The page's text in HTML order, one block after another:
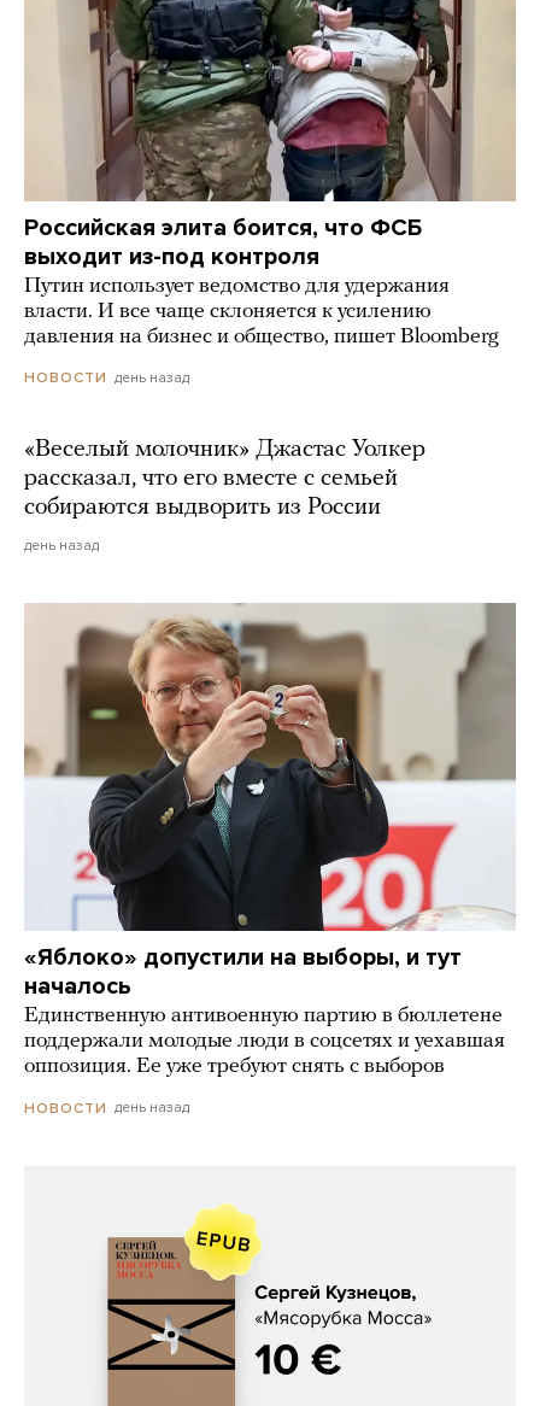
Российская элита боится, что ФСБ
выходит из-под контроля
Путин использует ведомство для удержания
власти. И все чаще склоняется к усилению
давления на бизнес и общество, пишет Bloomberg
НОВОСТИ день назад
«Веселый молочник» Джастас Уолкер
рассказал, что его вместе с семьей
собираются выдворить из России
день назад
«Яблоко» допустили на выборы, и тут
началось
Единственную антивоенную партию в бюллетене
поддержали молодые люди в соцсетях и уехавшая
оппозиция. Ее уже требуют снять с выборов
НОВОСТИ день назад